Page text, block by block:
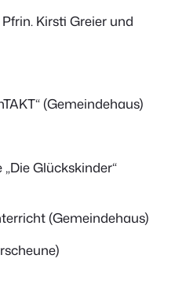
Kirsti Greier und
(Gemeindehaus)
Glückskinder“
(Gemeindehaus)